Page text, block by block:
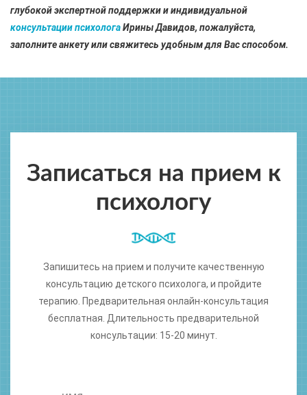
глубокой экспертной поддержки и индивидуальной
консультации психологаИрины Давидов, пожалуйста,
заполните анкету или свяжитесь удобным для Вас способом.
Записаться на прием к
психологу
Запишитесь на прием и получите качественную
консультацию детского психолога, и пройдите
терапию. Предварительная онлайн-консультация
бесплатная. Длительность предварительной
консультации: 15-20 минут.